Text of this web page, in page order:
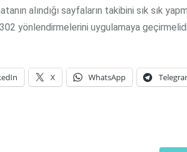
alındığı sayfaların takibini sık sık
yönlendirmelerini uygulamaya
X WhatsApp